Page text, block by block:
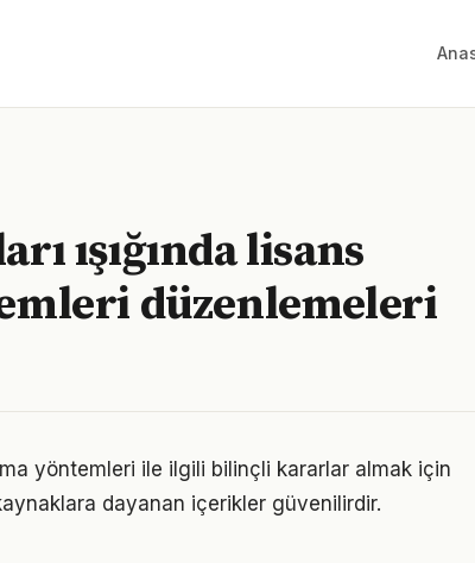
ışığında lisans
düzenlemeleri
yöntemleri ile ilgili bilinçli kararlar almak için
dayanan içerikler güvenilirdir.